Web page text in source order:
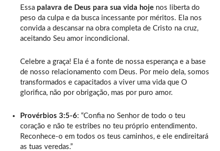
Essa palavra de Deus para sua vida hoje nos liberta do
peso da culpa e da busca incessante por méritos. Ela nos
convida a descansar na obra completa de Cristo na cruz,
aceitando Seu amor incondicional.
Celebre a graça! Ela é a fonte de nossa esperança e a base
de nosso relacionamento com Deus. Por meio dela, somos
transformados e capacitados a viver uma vida que O
glorifica, não por obrigação, mas por puro amor.
Provérbios 3:5-6: “Confia no Senhor de todo o teu
coração e não te estribes no teu próprio entendimento.
Reconhece-o em todos os teus caminhos, e ele endireitará
as tuas veredas.”